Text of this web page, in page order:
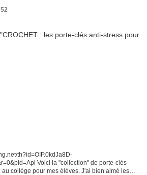
th?id=OIP.0kdJa8D-
Voici la "collection" de porte-clés
collège pour mes élèves. J'ai bien aimé les